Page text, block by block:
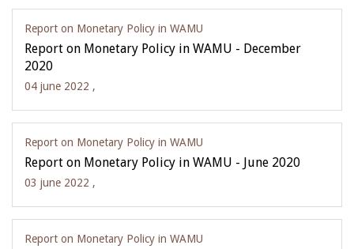
Report on Monetary Policy in WAMU
Report on Monetary Policy in WAMU - December
2020
04 june 2022 ,
Report on Monetary Policy in WAMU
Report on Monetary Policy in WAMU - June 2020
03 june 2022 ,
Report on Monetary Policy in WAMU